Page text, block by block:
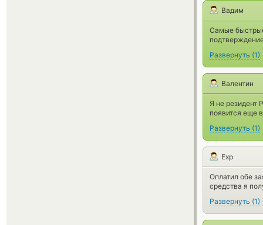
Вадим
Самые
Развернуть (1)
Валентин
Я не
появится еще
Развернуть (1)
Exp
Оплатил обе
средства я
Развернуть (1)